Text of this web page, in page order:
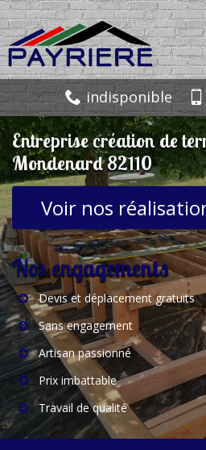
indisponible
Entreprise création de
Mondenard 82110
Voir nos
Nos engagements
Devis et déplacement gratuits
Sans engagement
Artisan passionné
Prix imbattable
Travail de qualité